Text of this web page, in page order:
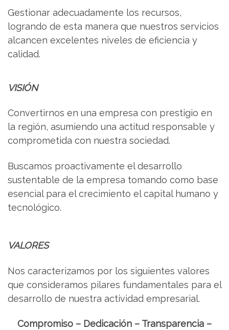
Gestionar adecuadamente los recursos,
logrando de esta manera que nuestros servicios
alcancen excelentes niveles de eficiencia y
calidad.
VISIÓN
Convertirnos en una empresa con prestigio en
la región, asumiendo una actitud responsable y
comprometida con nuestra sociedad.
Buscamos proactivamente el desarrollo
sustentable de la empresa tomando como base
esencial para el crecimiento el capital humano y
tecnológico.
VALORES
Nos caracterizamos por los siguientes valores
que consideramos pilares fundamentales para el
desarrollo de nuestra actividad empresarial.
Compromiso – Dedicación – Transparencia –